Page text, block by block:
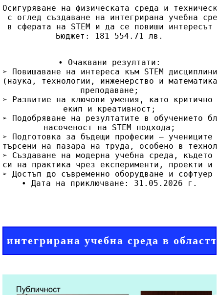
Осигуряване на физическата среда и
с оглед създаване на интегрирана учебна
в сферата на STEM и да се повиши
Бюджет: 181 554.71 лв.
• Очаквани резултати:
➢ Повишаване на интереса към STEM
(наука, технологии, инженерство и
преподаване;
➢ Развитие на ключови умения, като
екип и креативност;
➢ Подобряване на резултатите в обучението
насоченост на STEM подхода;
➢ Подготовка за бъдещи професии –
търсени на пазара на труда, особено в
➢ Създаване на модерна учебна среда, където
си на практика чрез експерименти, проекти и
➢ Достъп до съвременно оборудване и софтуер
• Дата на приключване: 31.05.2026 г.
учебна среда в